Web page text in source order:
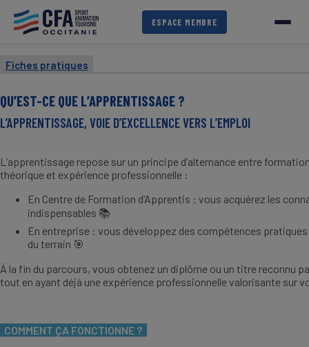
contenu
ESPACE MEMBRE
Fiches pratiques
QU’EST-CE QUE L’APPRENTISSAGE ?
L’APPRENTISSAGE, VOIE D’EXCELLENCE VERS L’EMPLOI
L’apprentissage repose sur un principe d’alternance entre
théorique et expérience professionnelle :
En Centre de Formation d’Apprentis : vous acquérez les
indispensables 📚
En entreprise : vous développez des compétences
du terrain 🎯
À la fin du parcours, vous obtenez un diplôme ou un titre reconnu
tout en ayant déjà une expérience professionnelle valorisante sur
COMMENT ÇA FONCTIONNE ?